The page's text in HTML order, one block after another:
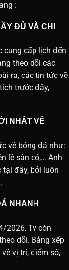
:
ĐỦ VÀ CHI
cung cấp lịch đến
theo dõi các
ra, các tin tức về
trước đây,
NHẤT VỀ
về bóng đá như:
lề sân cỏ,… Anh
tại đây, bởi luôn
NHANH
2026, Tv còn
dõi. Bảng xếp
vị trí, điểm số,